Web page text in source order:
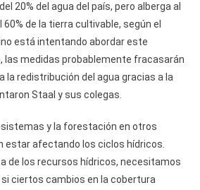
20% del agua del país, pero alberga al
60% de la tierra cultivable, según el
está intentando abordar este
las medidas probablemente fracasarán
la redistribución del agua gracias a la
Staal y sus colegas.
y la forestación en otros
estar afectando los ciclos hídricos.
de los recursos hídricos, necesitamos
ciertos cambios en la cobertura